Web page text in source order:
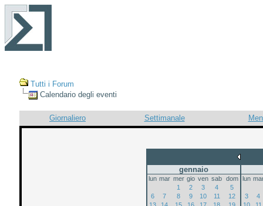
Tutti i Forum
Calendario degli eventi
Giornaliero Settimanale
gennaio
lun mar mer gio ven sab dom
1
2 3 4
5
6
7 8 9 10 11
12
13
14 15 16 17 18
19
lun
3
4
10
11